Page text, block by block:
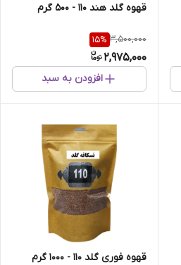
قهوه گلد هند 110 - 500 گرم
3,500,000
15%
2,975,000
افزودن به سبد
قهوه فوری گلد 110 - 1000 گرم